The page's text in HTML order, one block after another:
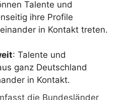
Talente und
ihre Profile
in Kontakt treten.
: Talente und
ganz Deutschland
in Kontakt.
die Bundesländer